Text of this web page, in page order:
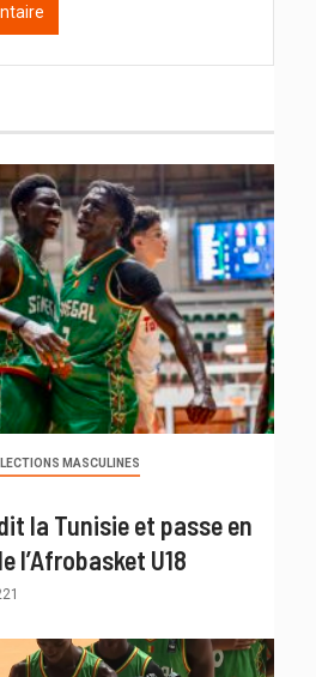
MASCULINES
la Tunisie et passe en
l’Afrobasket U18